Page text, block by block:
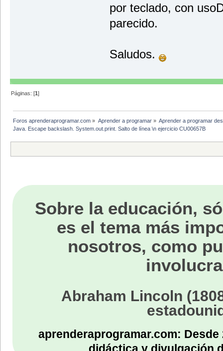
por teclado, con
parecido.
Saludos.
Páginas: [1]
Foros aprenderaprogramar.com » Aprender a programar» Aprender a programar
Java. Escape backslash. System.out.print. Salto de línea \n ejercicio CU00657B
Sobre la educación,
es el tema más
nosotros, como
Abraham Lincoln
aprenderaprogramar.com: